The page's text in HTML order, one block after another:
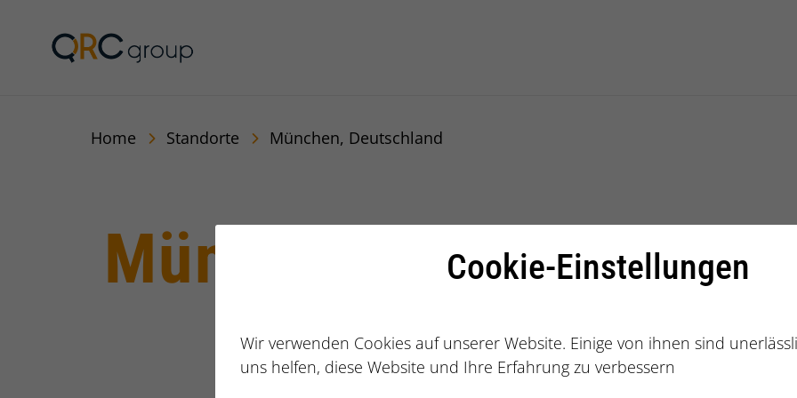
Home Standorte München, Deutschland
München, Deutschland
Cookie-Einstellungen
Wir verwenden Cookies auf unserer Website. Einige von ihnen sind
uns helfen, diese Website und Ihre Erfahrung zu verbessern